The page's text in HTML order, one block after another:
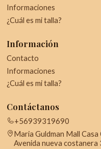
Informaciones
¿Cuál es mi talla?
Información
Contacto
Informaciones
¿Cuál es mi talla?
Contáctanos
+56939319690
Maria Guldman Mall
Avenida nueva costanera